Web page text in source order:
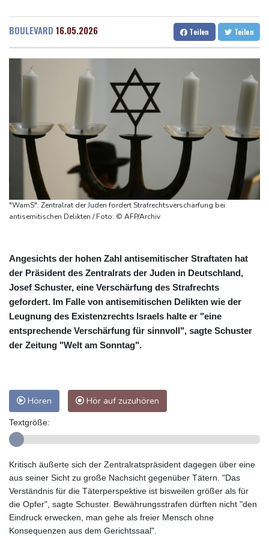
Salzburg
21 °C
Tag gebrochen
Französische Sängerin Vanessa Paradis gibt Trennung von
Regisseur Benchetrit bekannt
Tour de France Femmes: Lippert sprintet am Etappensieg vorbei
Schwimm-EM: Hentschel/Müller gewinnen Synchron-Bronze
Höhere Trassenpreise: Länder drohen mit Klage
RWE gibt Offshore-Windparkprojekte in den USA auf
BOULEVARD 16.05.2026 Teilen Teilen
"WamS": Zentralrat der Juden fordert Strafrechtsverschärfung bei
antisemitischen Delikten / Foto: © AFP/Archiv
Angesichts der hohen Zahl antisemitischer Straftaten hat
der Präsident des Zentralrats der Juden in Deutschland,
Josef Schuster, eine Verschärfung des Strafrechts
gefordert. Im Falle von antisemitischen Delikten wie der
Leugnung des Existenzrechts Israels halte er "eine
entsprechende Verschärfung für sinnvoll", sagte Schuster
der Zeitung "Welt am Sonntag".
Hören Hör auf zuzuhören
Textgröße:
Kritisch äußerte sich der Zentralratspräsident dagegen über eine
aus seiner Sicht zu große Nachsicht gegenüber Tätern. "Das
Verständnis für die Täterperspektive ist bisweilen größer als für
die Opfer", sagte Schuster. Bewährungsstrafen dürften nicht "den
Eindruck erwecken, man gehe als freier Mensch ohne
Konsequenzen aus dem Gerichtssaal".